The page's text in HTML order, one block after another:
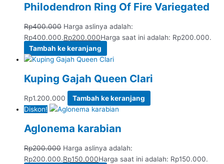
Philodendron Ring Of Fire Variegated
Rp400.000 Harga aslinya adalah:
Rp400.000.Rp200.000Harga saat ini adalah: Rp200.000.
Tambah ke keranjang
Kuping Gajah Queen Clari
Rp1.200.000
Tambah ke keranjang
Diskon!
Aglonema karabian
Rp200.000 Harga aslinya adalah:
Rp200.000.Rp150.000Harga saat ini adalah: Rp150.000.